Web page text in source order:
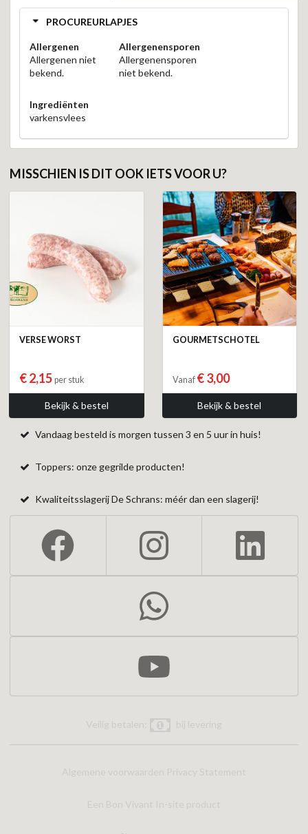
PROCUREURLAPJES
Allergenen
Allergenen niet
bekend.
Allergenensporen
Allergenensporen
niet bekend.
Ingrediënten
varkensvlees
MISSCHIEN IS DIT OOK IETS VOOR U?
VERSE WORST
€ 2,15 per stuk
Bekijk & bestel
GOURMETSCHOTEL
Vanaf € 3,00
Bekijk & bestel
Vandaag besteld is morgen tussen 3 en 5 uur in huis!
Toppers: onze gegrilde producten!
Kwaliteitsslagerij De Schrans: méér dan een slagerij!